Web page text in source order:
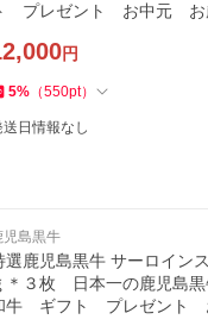
プレゼント お中元
円
5% （550pt）
送日情報なし
児島黒牛
選鹿児島黒牛 サーロイン
＊３枚 日本一の鹿児
牛 ギフト プレゼント